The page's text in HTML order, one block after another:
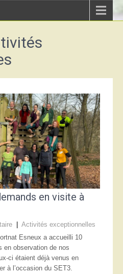
en visite à
Activités exceptionnelles
Esneux a accueilli 10
en observation de nos
ci étaient déjà venus en
à l’occasion du SET3.